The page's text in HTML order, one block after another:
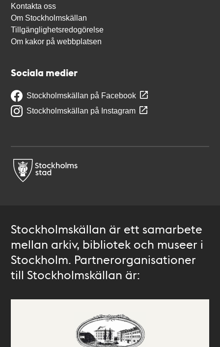
Kontakta oss
Om Stockholmskällan
Tillgänglighetsredogörelse
Om kakor på webbplatsen
Sociala medier
Stockholmskällan på Facebook
Stockholmskällan på Instagram
Stockholmskällan är ett samarbete
mellan arkiv, bibliotek och museer i
Stockholm. Partnerorganisationer
till Stockholmskällan är: